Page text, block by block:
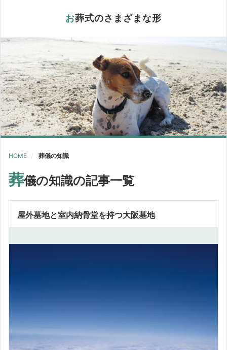
お葬式のさまざまな形
HOME 葬儀の知識
葬儀の知識の記事一覧
屋外墓地と室内納骨堂を持つ大阪墓地